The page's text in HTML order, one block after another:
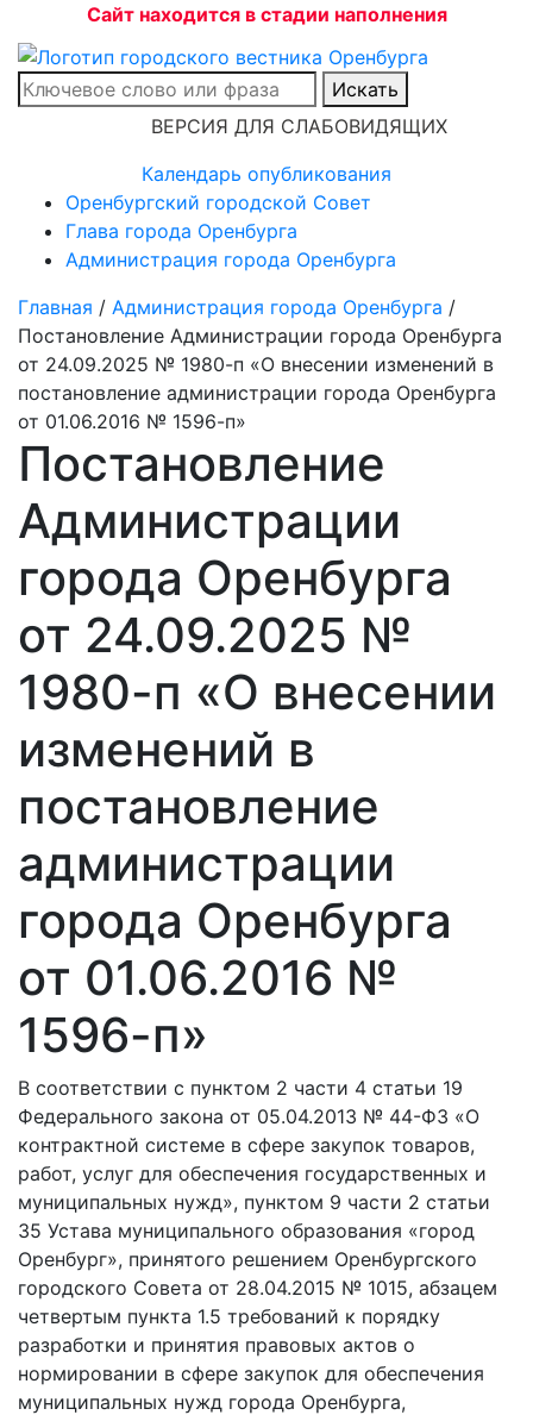
Сайт находится в стадии наполнения
Искать
ВЕРСИЯ ДЛЯ СЛАБОВИДЯЩИХ
Календарь опубликования
Оренбургский городской Совет
Глава города Оренбурга
Администрация города Оренбурга
Главная / Администрация города Оренбурга /
Постановление Администрации города Оренбурга
от 24.09.2025 № 1980-п «О внесении изменений в
постановление администрации города Оренбурга
от 01.06.2016 № 1596-п»
Постановление
Администрации
города Оренбурга
от 24.09.2025 №
1980-п «О внесении
изменений в
постановление
администрации
города Оренбурга
от 01.06.2016 №
1596-п»
В соответствии с пунктом 2 части 4 статьи 19
Федерального закона от 05.04.2013 № 44-ФЗ «О
контрактной системе в сфере закупок товаров,
работ, услуг для обеспечения государственных и
муниципальных нужд», пунктом 9 части 2 статьи
35 Устава муниципального образования «город
Оренбург», принятого решением Оренбургского
городского Совета от 28.04.2015 № 1015, абзацем
четвертым пункта 1.5 требований к порядку
разработки и принятия правовых актов о
нормировании в сфере закупок для обеспечения
муниципальных нужд города Оренбурга,